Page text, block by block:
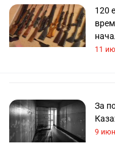
120
11
За
9